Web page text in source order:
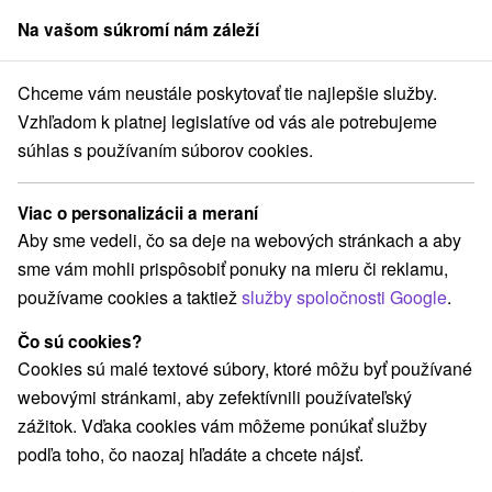
člen skupinySorger
Dovolenka v Tatrách
Dovolenka v Tatrách
Dovolenka v Tatrách
Vysoké Tatry
Vysoké Tatry. Naša najväčšia pýcha sa rozprestiera na
severe Slovenska , hraničí s Poľskom a spolu s poľskou
časťou tvorí biosferickú rezerváciu. Najvyššie pohorie
Slovenska Vysoké Tatry je zložené so žulového masívu.
Pod najvýšším vrchom Karpát Gerlachovským štítom 2655
m.n m.nájdete najvyhľadávanejšiu turistickú lokalitu. Tento
symbol Slovenska je lákadlom nielen pre domácich, ale
Na vašom súkromí nám záleží
Chceme vám neustále poskytovať tie najlepšie služby.
Vzhľadom k platnej legislatíve od vás ale potrebujeme
súhlas s používaním súborov cookies.
Viac o personalizácii a meraní
Aby sme vedeli, čo sa deje na webových stránkach a aby
sme vám mohli prispôsobiť ponuky na mieru či reklamu,
používame cookies a taktiežslužby spoločnosti Google.
Čo sú cookies?
Cookies sú malé textové súbory, ktoré môžu byť používané
webovými stránkami, aby zefektívnili používateľský
zážitok. Vďaka cookies vám môžeme ponúkať služby
podľa toho, čo naozaj hľadáte a chcete nájsť.